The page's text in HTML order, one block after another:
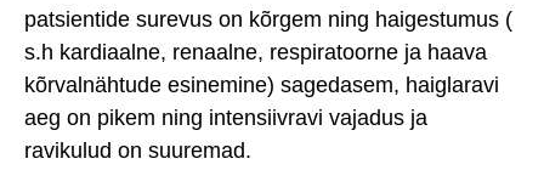
patsientide surevus on kõrgem ning haigestumus (
s.h kardiaalne, renaalne, respiratoorne ja haava
kõrvalnähtude esinemine) sagedasem, haiglaravi
aeg on pikem ning intensiivravi vajadus ja
ravikulud on suuremad.